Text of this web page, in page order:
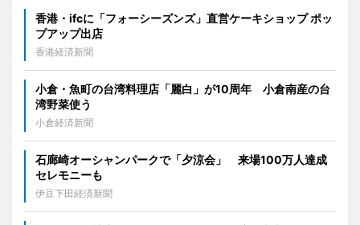
香港・ifcに「フォーシーズンズ」直営ケーキショップ ポッ
プアップ出店
香港経済新聞
小倉・魚町の台湾料理店「麗白」が10周年 小倉南産の台
湾野菜使う
小倉経済新聞
石廊崎オーシャンパークで「夕涼会」 来場100万人達成
セレモニーも
伊豆下田経済新聞